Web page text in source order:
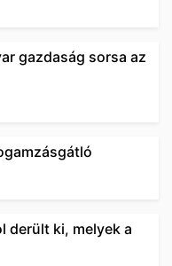
gazdaság sorsa az
derült ki, melyek a